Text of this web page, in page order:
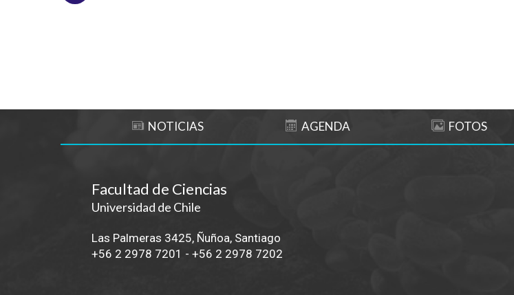
NOTICIAS AGENDA FOTOS
Facultad de Ciencias
Universidad de Chile
Las Palmeras 3425, Ñuñoa, Santiago
+56 2 2978 7201 - +56 2 2978 7202